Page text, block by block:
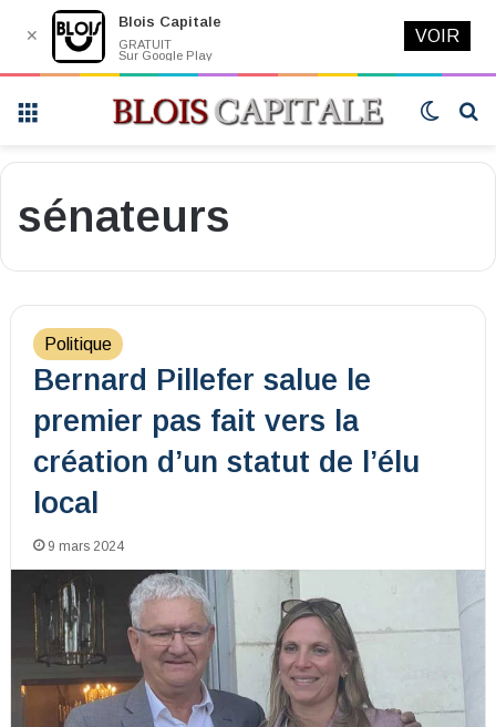
Switch
sénateurs
Politique
Bernard Pillefer salue le
premier pas fait vers la
création d’un statut de l’élu
local
9 mars 2024
✕
Blois Capitale
GRATUIT
Sur Google Play
VOIR